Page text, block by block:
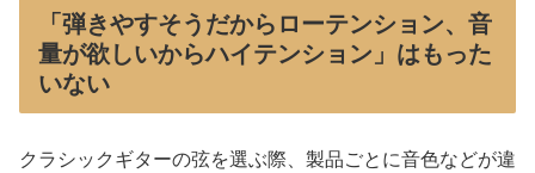
「弾きやすそうだからローテンション、音
量が欲しいからハイテンション」はもった
いない
クラシックギターの弦を選ぶ際、製品ごとに音色などが違